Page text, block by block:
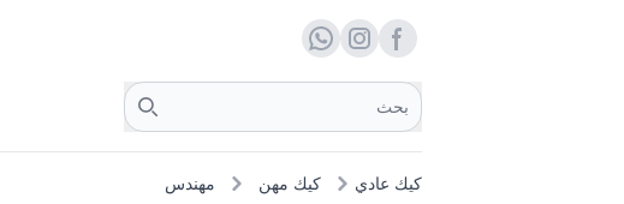
Facebook page
insta
whats
Search
كيك عادي كيك مهن مهندس